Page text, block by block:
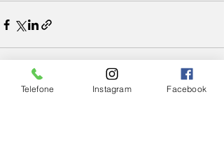
Telefone Instagram Facebook